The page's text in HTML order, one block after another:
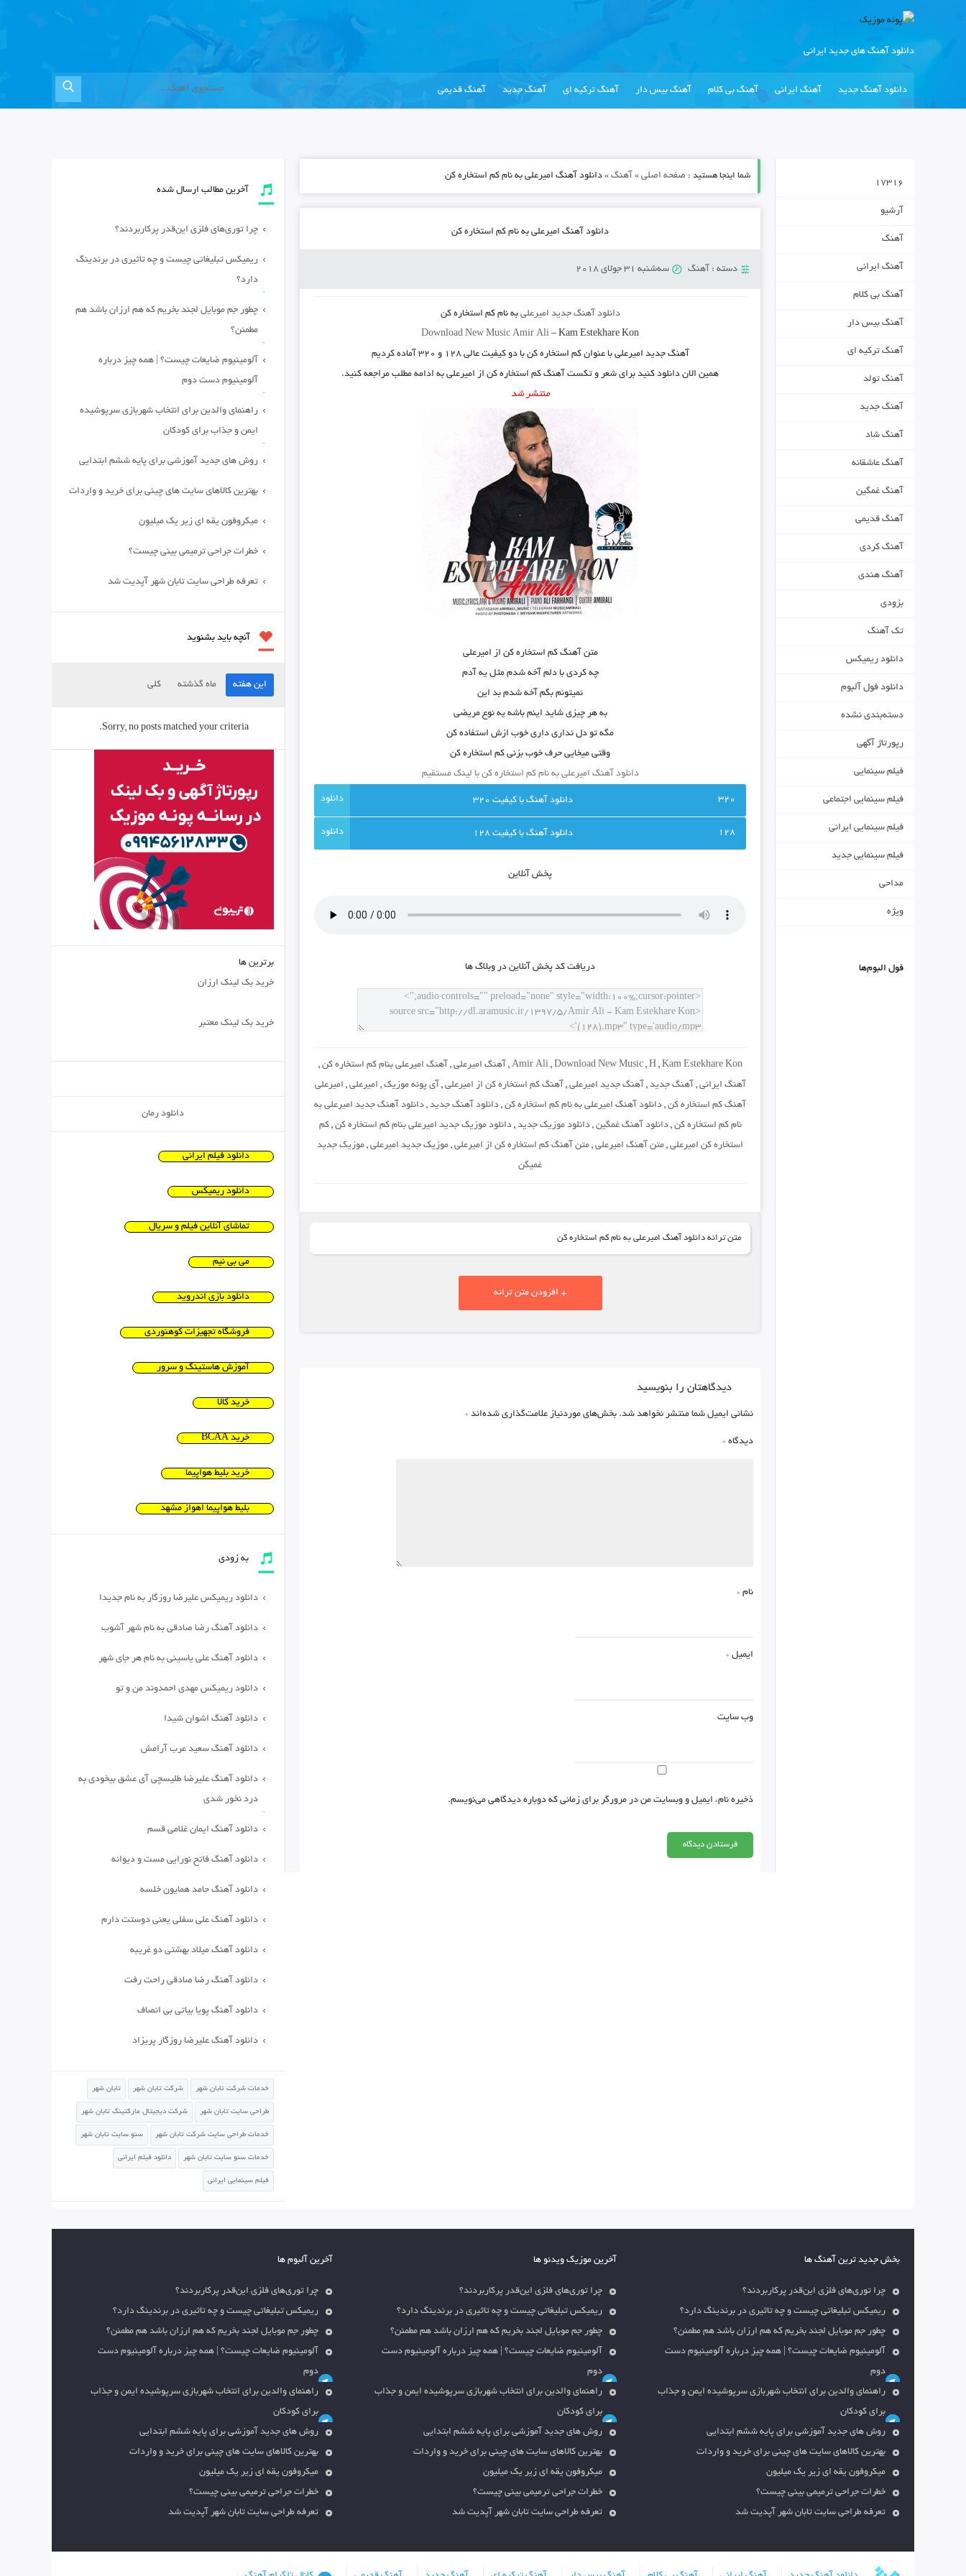
دانلود آهنگ های جدید ایرانی
دانلود آهنگ جدید آهنگ ایرانی آهنگ بی کلام آهنگ بیس دار آهنگ ترکیه ای آهنگ جدید آهنگ قدیمی
شما اینجا هستید : صفحه اصلی» آهنگ» دانلود آهنگ امیرعلی به نام کم استخاره کن
دانلود آهنگ امیرعلی به نام کم استخاره کن
دسته : آهنگ سه‌شنبه 31 جولای 2018
دانلود آهنگ جدید امیرعلی به نامکم استخاره کن
Download New Music Amir Ali –Kam Estekhare Kon
آهنگ جدید امیرعلی با عنوانکم استخاره کن با دو کیفیت عالی ۱۲۸ و ۳۲۰ آماده کردیم
همین الان دانلود کنید برای شعر و تکست آهنگ کم استخاره کن از امیرعلی به ادامه مطلب مراجعه کنید.
منتشر شد
متن آهنگ کم استخاره کن از امیرعلی
چه کردی با دلم آخه شدم مثل یه آدم
نمیتونم بگم آخه شدم بد این
به هر چیزی شاید اینم باشه یه نوع مریضی
مگه تو دل نداری داری خوب ازش استفاده کن
وقتی میخایی حرف خوب بزنی کم استخاره کن
دانلود آهنگ امیرعلی به نام کم استخاره کن با لینک مستقیم
320 دانلود آهنگ با کيفيت 320
128 دانلود آهنگ با کيفيت 128
پخش آنلاين
دريافت کد پخش آنلاين در وبلاگ ها
Amir Ali, Download New Music, H, Kam Estekhare Kon
, آهنگ امیرعلی , آهنگ امیرعلی بنام کم استخاره کن ,
آهنگ ایرانی , آهنگ جدید , آهنگ جدید امیرعلی , آهنگ کم استخاره کن از امیرعلی , آی پونه موزیک , امیرعلی , امیرعلی
آهنگ کم استخاره کن, دانلود آهنگ امیرعلی به نام کم استخاره کن, دانلود آهنگ جدید, دانلود آهنگ جدید امیرعلی به
نام کم استخاره کن ,دانلود آهنگ غمگین ,دانلود موزیک جدید ,دانلود موزیک جدید امیرعلی بنام کم استخاره کن ,کم
استخاره کن امیرعلی, متن آهنگ امیرعلی, متن آهنگ کم استخاره کن از امیرعلی, موزیک جدید امیرعلی, موزیک جدید
غمیگن
متن ترانه دانلود آهنگ امیرعلی به نام کم استخاره کن
+ افزودن متن ترانه
دیدگاهتان را بنویسید
نشانی ایمیل شما منتشر نخواهد شد. بخش‌های موردنیاز علامت‌گذاری شده‌اند *
دیدگاه *
نام *
ایمیل *
وب‌ سایت
ذخیره نام، ایمیل و وبسایت من در مرورگر برای زمانی که دوباره دیدگاهی می‌نویسم.
17316
آرشیو
آهنگ
آهنگ ایرانی
آهنگ بی کلام
آهنگ بیس دار
آهنگ ترکیه ای
آهنگ تولد
آهنگ جدید
آهنگ شاد
آهنگ عاشقانه
آهنگ غمگین
آهنگ قدیمی
آهنگ کردی
آهنگ هندی
بزودی
تک آهنگ
دانلود ریمیکس
دانلود فول آلبوم
دسته‌بندی نشده
رپورتاژ آگهی
فیلم سینمایی
فیلم سینمایی اجتماعی
فیلم سینمایی ایرانی
فیلم سینمایی جدید
مداحی
ویژه
فول البوم‌ها
آخرین مطالب ارسال شده
چرا توری‌های فلزی این‌قدر پرکاربردند؟
ریمیکس تبلیغاتی چیست و چه تاثیری در برندینگ
دارد؟
چطور جم موبایل لجند بخریم که هم ارزان باشد هم
مطمئن؟
آلومینیوم ضایعات چیست؟ | همه چیز درباره
آلومینیوم دست دوم
راهنمای والدین برای انتخاب شهربازی سرپوشیده
ایمن و جذاب برای کودکان
روش های جدید آموزشی برای پایه ششم ابتدایی
بهترین کالاهای سایت های چینی برای خرید و واردات
میکروفون یقه ای زیر یک میلیون
خطرات جراحی ترمیمی بینی چیست؟
تعرفه طراحی سایت تابان شهر آپدیت شد
آنچه باید بشنوید
این هفته ماه گذشته کلی
Sorry, no posts matched your criteria.
برترین ها
خرید بک لینک ارزان
خرید بک لینک معتبر
دانلود رمان
دانلود فیلم ایرانی
دانلود ریمیکس
تماشای آنلاین فیلم و سریال
می بی نیم
دانلود بازی اندروید
فروشگاه تجهیزات کوهنوردی
آموزش هاستینگ و سرور
خرید کالا
خرید BCAA
خرید بلیط هواپیما
بلیط هواپیما اهواز مشهد
به زودی
دانلود ریمیکس علیرضا روزگار به نام جدیدا
دانلود آهنگ رضا صادقی به نام شهر آشوب
دانلود آهنگ علی یاسینی به نام هر جای شهر
دانلود ریمیکس مهدی احمدوند من و تو
دانلود آهنگ اشوان شیدا
دانلود آهنگ سعید عرب آرامش
دانلود آهنگ علیرضا طلیسچی آی عشق بیخودی به
درد نخور شدی
دانلود آهنگ ایمان غلامی قسم
دانلود آهنگ فاتح نورایی مست و دیوانه
دانلود آهنگ حامد همایون خلسه
دانلود آهنگ علی سفلی یعنی دوستت دارم
دانلود آهنگ میلاد بهشتی دو غریبه
دانلود آهنگ رضا صادقی راحت رفت
دانلود آهنگ پویا بیاتی بی انصاف
دانلود آهنگ علیرضا روزگار پریزاد
خدمات شرکت تابان شهر شرکت تابان شهر تابان شهر
طراحی سایت تابان شهر شرکت دیجیتال مارکتینگ تابان شهر
خدمات طراحی سایت شرکت تابان شهر سئو سایت تابان شهر
خدمات سئو سایت تابان شهر دانلود فیلم ایرانی
فیلم سینمایی ایرانی
بخش جدید ترین آهنگ ها
چرا توری‌های فلزی این‌قدر پرکاربردند؟
ریمیکس تبلیغاتی چیست و چه تاثیری در برندینگ دارد؟
چطور جم موبایل لجند بخریم که هم ارزان باشد هم مطمئن؟
آلومینیوم ضایعات چیست؟ | همه چیز درباره آلومینیوم دست
دوم
راهنمای والدین برای انتخاب شهربازی سرپوشیده ایمن و جذاب
برای کودکان
روش های جدید آموزشی برای پایه ششم ابتدایی
بهترین کالاهای سایت های چینی برای خرید و واردات
میکروفون یقه ای زیر یک میلیون
خطرات جراحی ترمیمی بینی چیست؟
تعرفه طراحی سایت تابان شهر آپدیت شد
آخرین موزیک ویدئو ها
چرا توری‌های فلزی این‌قدر پرکاربردند؟
ریمیکس تبلیغاتی چیست و چه تاثیری در برندینگ دارد؟
چطور جم موبایل لجند بخریم که هم ارزان باشد هم مطمئن؟
آلومینیوم ضایعات چیست؟ | همه چیز درباره آلومینیوم دست
دوم
راهنمای والدین برای انتخاب شهربازی سرپوشیده ایمن و جذاب
برای کودکان
روش های جدید آموزشی برای پایه ششم ابتدایی
بهترین کالاهای سایت های چینی برای خرید و واردات
میکروفون یقه ای زیر یک میلیون
خطرات جراحی ترمیمی بینی چیست؟
تعرفه طراحی سایت تابان شهر آپدیت شد
آخرین آلبوم ها
چرا توری‌های فلزی این‌قدر پرکاربردند؟
ریمیکس تبلیغاتی چیست و چه تاثیری در برندینگ دارد؟
چطور جم موبایل لجند بخریم که هم ارزان باشد هم مطمئن؟
آلومینیوم ضایعات چیست؟ | همه چیز درباره آلومینیوم دست
دوم
راهنمای والدین برای انتخاب شهربازی سرپوشیده ایمن و جذاب
برای کودکان
روش های جدید آموزشی برای پایه ششم ابتدایی
بهترین کالاهای سایت های چینی برای خرید و واردات
میکروفون یقه ای زیر یک میلیون
خطرات جراحی ترمیمی بینی چیست؟
تعرفه طراحی سایت تابان شهر آپدیت شد